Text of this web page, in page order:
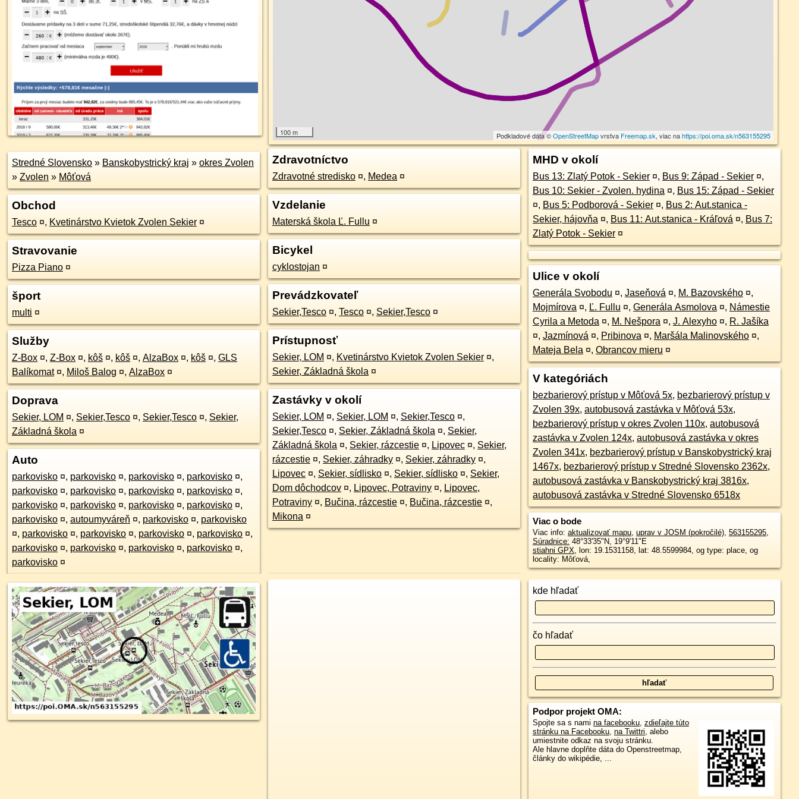
100 m Podkladové dáta ©OpenStreetMapvrstva Freemap.sk, viac nahttps://poi.oma.sk/n563155295
Stredné Slovensko » Banskobystrický kraj » okres Zvolen
» Zvolen » Môťová
Obchod
Tesco ¤, Kvetinárstvo Kvietok Zvolen Sekier ¤
Stravovanie
Pizza Piano ¤
šport
multi ¤
Služby
Z-Box ¤, Z-Box ¤, kôš ¤, kôš ¤, AlzaBox ¤, kôš ¤, GLS
Balíkomat ¤, Miloš Balog ¤, AlzaBox ¤
Doprava
Sekier, LOM ¤, Sekier,Tesco ¤, Sekier,Tesco ¤, Sekier,
Základná škola ¤
Auto
parkovisko ¤, parkovisko ¤, parkovisko ¤, parkovisko ¤,
parkovisko ¤, parkovisko ¤, parkovisko ¤, parkovisko ¤,
parkovisko ¤, parkovisko ¤, parkovisko ¤, parkovisko ¤,
parkovisko ¤, autoumyváreň ¤, parkovisko ¤, parkovisko
¤, parkovisko ¤, parkovisko ¤, parkovisko ¤, parkovisko ¤,
parkovisko ¤, parkovisko ¤, parkovisko ¤, parkovisko ¤,
parkovisko ¤
Zdravotníctvo
Zdravotné stredisko ¤, Medea ¤
Vzdelanie
Materská škola Ľ. Fullu ¤
Bicykel
cyklostojan ¤
Prevádzkovateľ
Sekier,Tesco ¤, Tesco ¤, Sekier,Tesco ¤
Prístupnosť
Sekier, LOM ¤, Kvetinárstvo Kvietok Zvolen Sekier ¤,
Sekier, Základná škola ¤
Zastávky v okolí
Sekier, LOM ¤, Sekier, LOM ¤, Sekier,Tesco ¤,
Sekier,Tesco ¤, Sekier, Základná škola ¤, Sekier,
Základná škola ¤, Sekier, rázcestie ¤, Lipovec ¤, Sekier,
rázcestie ¤, Sekier, záhradky ¤, Sekier, záhradky ¤,
Lipovec ¤, Sekier, sídlisko ¤, Sekier, sídlisko ¤, Sekier,
Dom dôchodcov ¤, Lipovec, Potraviny ¤, Lipovec,
Potraviny ¤, Bučina, rázcestie ¤, Bučina, rázcestie ¤,
Mikona ¤
MHD v okolí
Bus 13: Zlatý Potok - Sekier ¤, Bus 9: Západ - Sekier ¤,
Bus 10: Sekier - Zvolen. hydina ¤, Bus 15: Západ - Sekier
¤, Bus 5: Podborová - Sekier ¤, Bus 2: Aut.stanica -
Sekier, hájovňa ¤, Bus 11: Aut.stanica - Kráľová ¤, Bus 7:
Zlatý Potok - Sekier ¤
Ulice v okolí
Generála Svobodu ¤, Jaseňová ¤, M. Bazovského ¤,
Mojmírova ¤, Ľ. Fullu ¤, Generála Asmolova ¤, Námestie
Cyrila a Metoda ¤, M. Nešpora ¤, J. Alexyho ¤, R. Jašíka
¤, Jazmínová ¤, Pribinova ¤, Maršála Malinovského ¤,
Mateja Bela ¤, Obrancov mieru ¤
V kategóriách
bezbarierový prístup v Môťová 5x, bezbarierový prístup v
Zvolen 39x, autobusová zastávka v Môťová 53x,
bezbarierový prístup v okres Zvolen 110x, autobusová
zastávka v Zvolen 124x, autobusová zastávka v okres
Zvolen 341x, bezbarierový prístup v Banskobystrický kraj
1467x, bezbarierový prístup v Stredné Slovensko 2362x,
autobusová zastávka v Banskobystrický kraj 3816x,
autobusová zastávka v Stredné Slovensko 6518x
Viac o bode
Viac info: aktualizovať mapu, uprav v JOSM (pokročilé), 563155295,
Súradnice: 48°33'35"N, 19°9'11"E
stiahni GPX, lon: 19.1531158, lat: 48.5599984, og type: place, og
locality: Môťová,
kde hľadať
čo hľadať
Podpor projekt OMA:
Spojte sa s nami na facebooku, zdieľajte túto
stránku na Facebooku, na Twittri, alebo
umiestnite odkaz na svoju stránku.
Ale hlavne doplňte dáta do Openstreetmap,
články do wikipédie, ...